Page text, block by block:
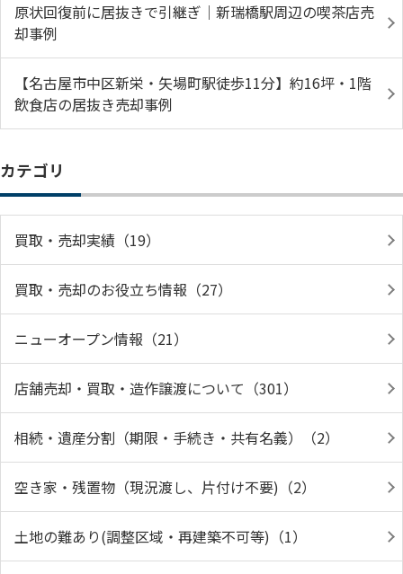
原状回復前に居抜きで引継ぎ｜新瑞橋駅周辺の喫茶店売
却事例
【名古屋市中区新栄・矢場町駅徒歩11分】約16坪・1階
飲食店の居抜き売却事例
カテゴリ
買取・売却実績（19）
買取・売却のお役立ち情報（27）
ニューオープン情報（21）
店舗売却・買取・造作譲渡について（301）
相続・遺産分割（期限・手続き・共有名義）（2）
空き家・残置物（現況渡し、片付け不要)（2）
土地の難あり(調整区域・再建築不可等)（1）